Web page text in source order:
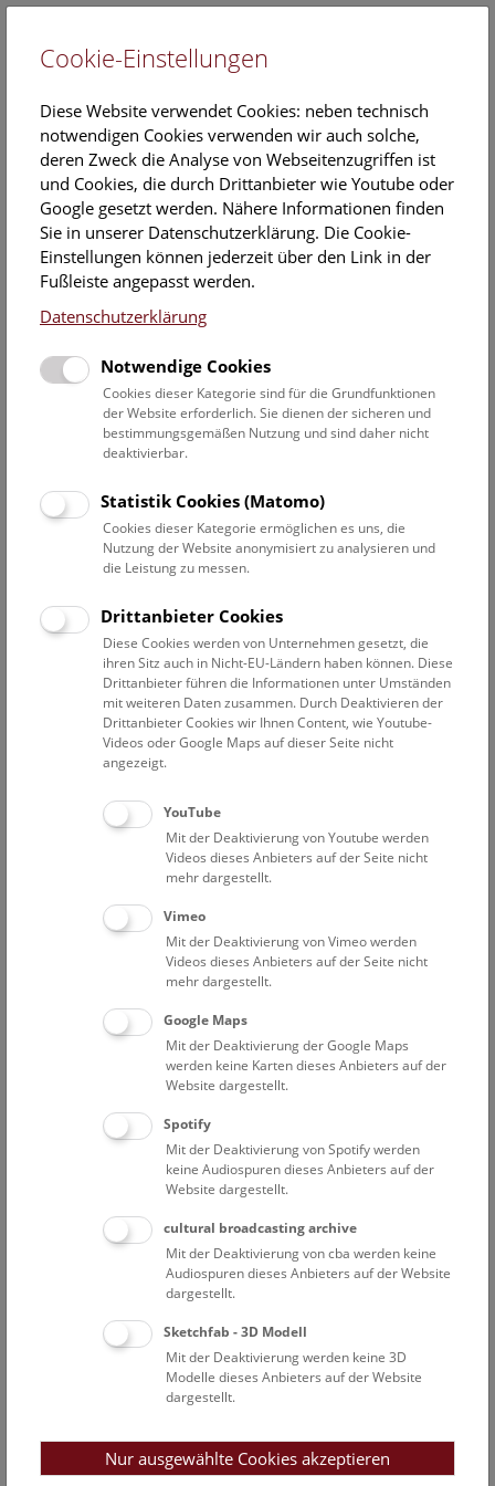
EN
Al Hansen | Venus, Venus, Venus
01. März 2017
Sonderausstellung im NHM Wien von 08. März bis 26. Juni
2017
Pressetext Bilder Dokumente
Die kleine Figur der Venus von Willendorf wurde 1908
bei Ausgrabungen des Naturhistorischen Museums Wien
Funden der Welt. Die Statuette stellt eine üppige nackte
Frau mit kleingelocktem Haar, mit dünnen Armen und
vollen Brüsten dar und gilt als vollendetes Meisterwerk
altsteinzeitlicher Plastik. Schon die Bezeichnung "Venus"
ist eine Interpretation, denn die 29.500 Jahre alte Figur
wird dadurch zu ihrer viel jüngeren "Schwester" - der
antiken Venus, der römischen Göttin der Liebe - in
Beziehung gesetzt. Die Figurine ist im sogenannten
Venuskabinett der Prähistorischen Schausammlung im
NHM Wien ausgestellt.
Der amerikanische Fluxus-Künstler Al Hansen widmete
der Venus von Willendorf eine komplexe Werkgruppe,
indem er in mehreren tausend Werken eine
exemplarische Figur schuf, die um die mystische Figur
aus der Altsteinzeit kreist. Al Hansen setzte sowohl beim
die frühesten überlieferten Kunstwerke auch
Frauenfiguren abbildeten, stellte er die Verbindung dieser
archaischen Objekte zu seinem eigenen Werk in den
Mittelpunkt. Dabei ging es ihm weniger um die
Übereinstimmung mit dem Modell, als um eine freie
Interpretation, die – wie auch immer sie technisch
ausgeführt ist – in Umriss und plastischer Fülle denselben
Typus wiederholt. Auch in nichtfigürlichen Arbeiten
wendet er sich mit Werktiteln wie „she, her, clit, hers“ an
dieses Übermodell einer Frau, das viele potentielle Rollen
in sich vereinigt – von der Mutter bis zur Göttin.
AL HANSEN (1927-1995) ist hauptsächlich als
Performance Künstler bekannt. Im Kreis um John Cage
war er ebenso beheimatet wie in Andy Warhol´s Factory.
Über seine performative Arbeit hat er 1965 in der
Publikation “A Primer of Happenings and Time/Space Art“
Das Naturhistorische Museum Wien zeigt nun in
Willendorf, eine Auswahl von Werken des Künstlers aus
den Sammlungen des Museums Moderner Kunst Stiftung
Cookie-Einstellungen
Diese Website verwendet Cookies: neben technisch
notwendigen Cookies verwenden wir auch solche,
deren Zweck die Analyse von Webseitenzugriffen ist
und Cookies, die durch Drittanbieter wie Youtube oder
Google gesetzt werden. Nähere Informationen finden
Sie in unserer Datenschutzerklärung. Die Cookie-
Einstellungen können jederzeit über den Link in der
Fußleiste angepasst werden.
Datenschutzerklärung
Notwendige Cookies
Cookies dieser Kategorie sind für die Grundfunktionen
der Website erforderlich. Sie dienen der sicheren und
bestimmungsgemäßen Nutzung und sind daher nicht
deaktivierbar.
Statistik Cookies (Matomo)
Cookies dieser Kategorie ermöglichen es uns, die
Nutzung der Website anonymisiert zu analysieren und
die Leistung zu messen.
Drittanbieter Cookies
Diese Cookies werden von Unternehmen gesetzt, die
ihren Sitz auch in Nicht-EU-Ländern haben können. Diese
Drittanbieter führen die Informationen unter Umständen
mit weiteren Daten zusammen. Durch Deaktivieren der
Drittanbieter Cookies wir Ihnen Content, wie Youtube-
Videos oder Google Maps auf dieser Seite nicht
angezeigt.
YouTube
Mit der Deaktivierung von Youtube werden
Videos dieses Anbieters auf der Seite nicht
mehr dargestellt.
Vimeo
Mit der Deaktivierung von Vimeo werden
Videos dieses Anbieters auf der Seite nicht
mehr dargestellt.
Google Maps
Mit der Deaktivierung der Google Maps
werden keine Karten dieses Anbieters auf der
Website dargestellt.
Spotify
Mit der Deaktivierung von Spotify werden
keine Audiospuren dieses Anbieters auf der
Website dargestellt.
cultural broadcasting archive
Mit der Deaktivierung von cba werden keine
Audiospuren dieses Anbieters auf der Website
dargestellt.
Sketchfab - 3D Modell
Mit der Deaktivierung werden keine 3D
Modelle dieses Anbieters auf der Website
dargestellt.
Nur ausgewählte Cookies akzeptieren